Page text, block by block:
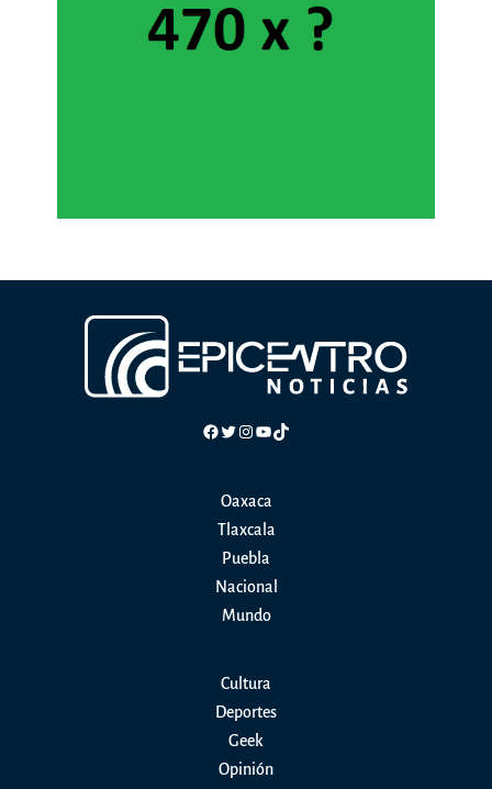
Facebook
Twitter
Instagram
YouTube
TikTok
Oaxaca
Tlaxcala
Puebla
Nacional
Mundo
Cultura
Deportes
Geek
Opinión